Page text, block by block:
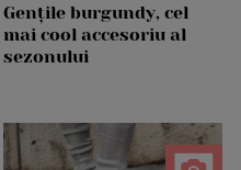
Gențile burgundy, cel
mai cool accesoriu al
sezonului